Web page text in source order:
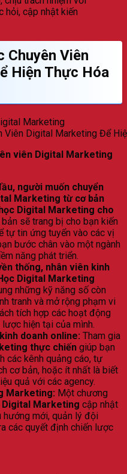
hỏi, cập nhật kiến
Chuyên Viên
Hiện Thực Hóa
Viên Digital Marketing Để
viên Digital Marketing
người muốn chuyển
Marketing từ cơ bản
Digital Marketing cho
sẽ trang bị cho bạn kiến
tự tin ứng tuyển vào các vị
bước chân vào một ngành
năng phát triển.
thống, nhân viên kinh
Digital Marketing
những kỹ năng số còn
tranh và mở rộng phạm vi
tích hợp các hoạt động
hiện tại của mình.
doanh online: Tham gia
thực chiến giúp bạn
các kênh quảng cáo, tự
cơ bản, hoặc ít nhất là biết
quả với các agency.
Marketing: Một chương
Marketing cập nhật
hướng mới, quản lý đội
các quyết định chiến lược